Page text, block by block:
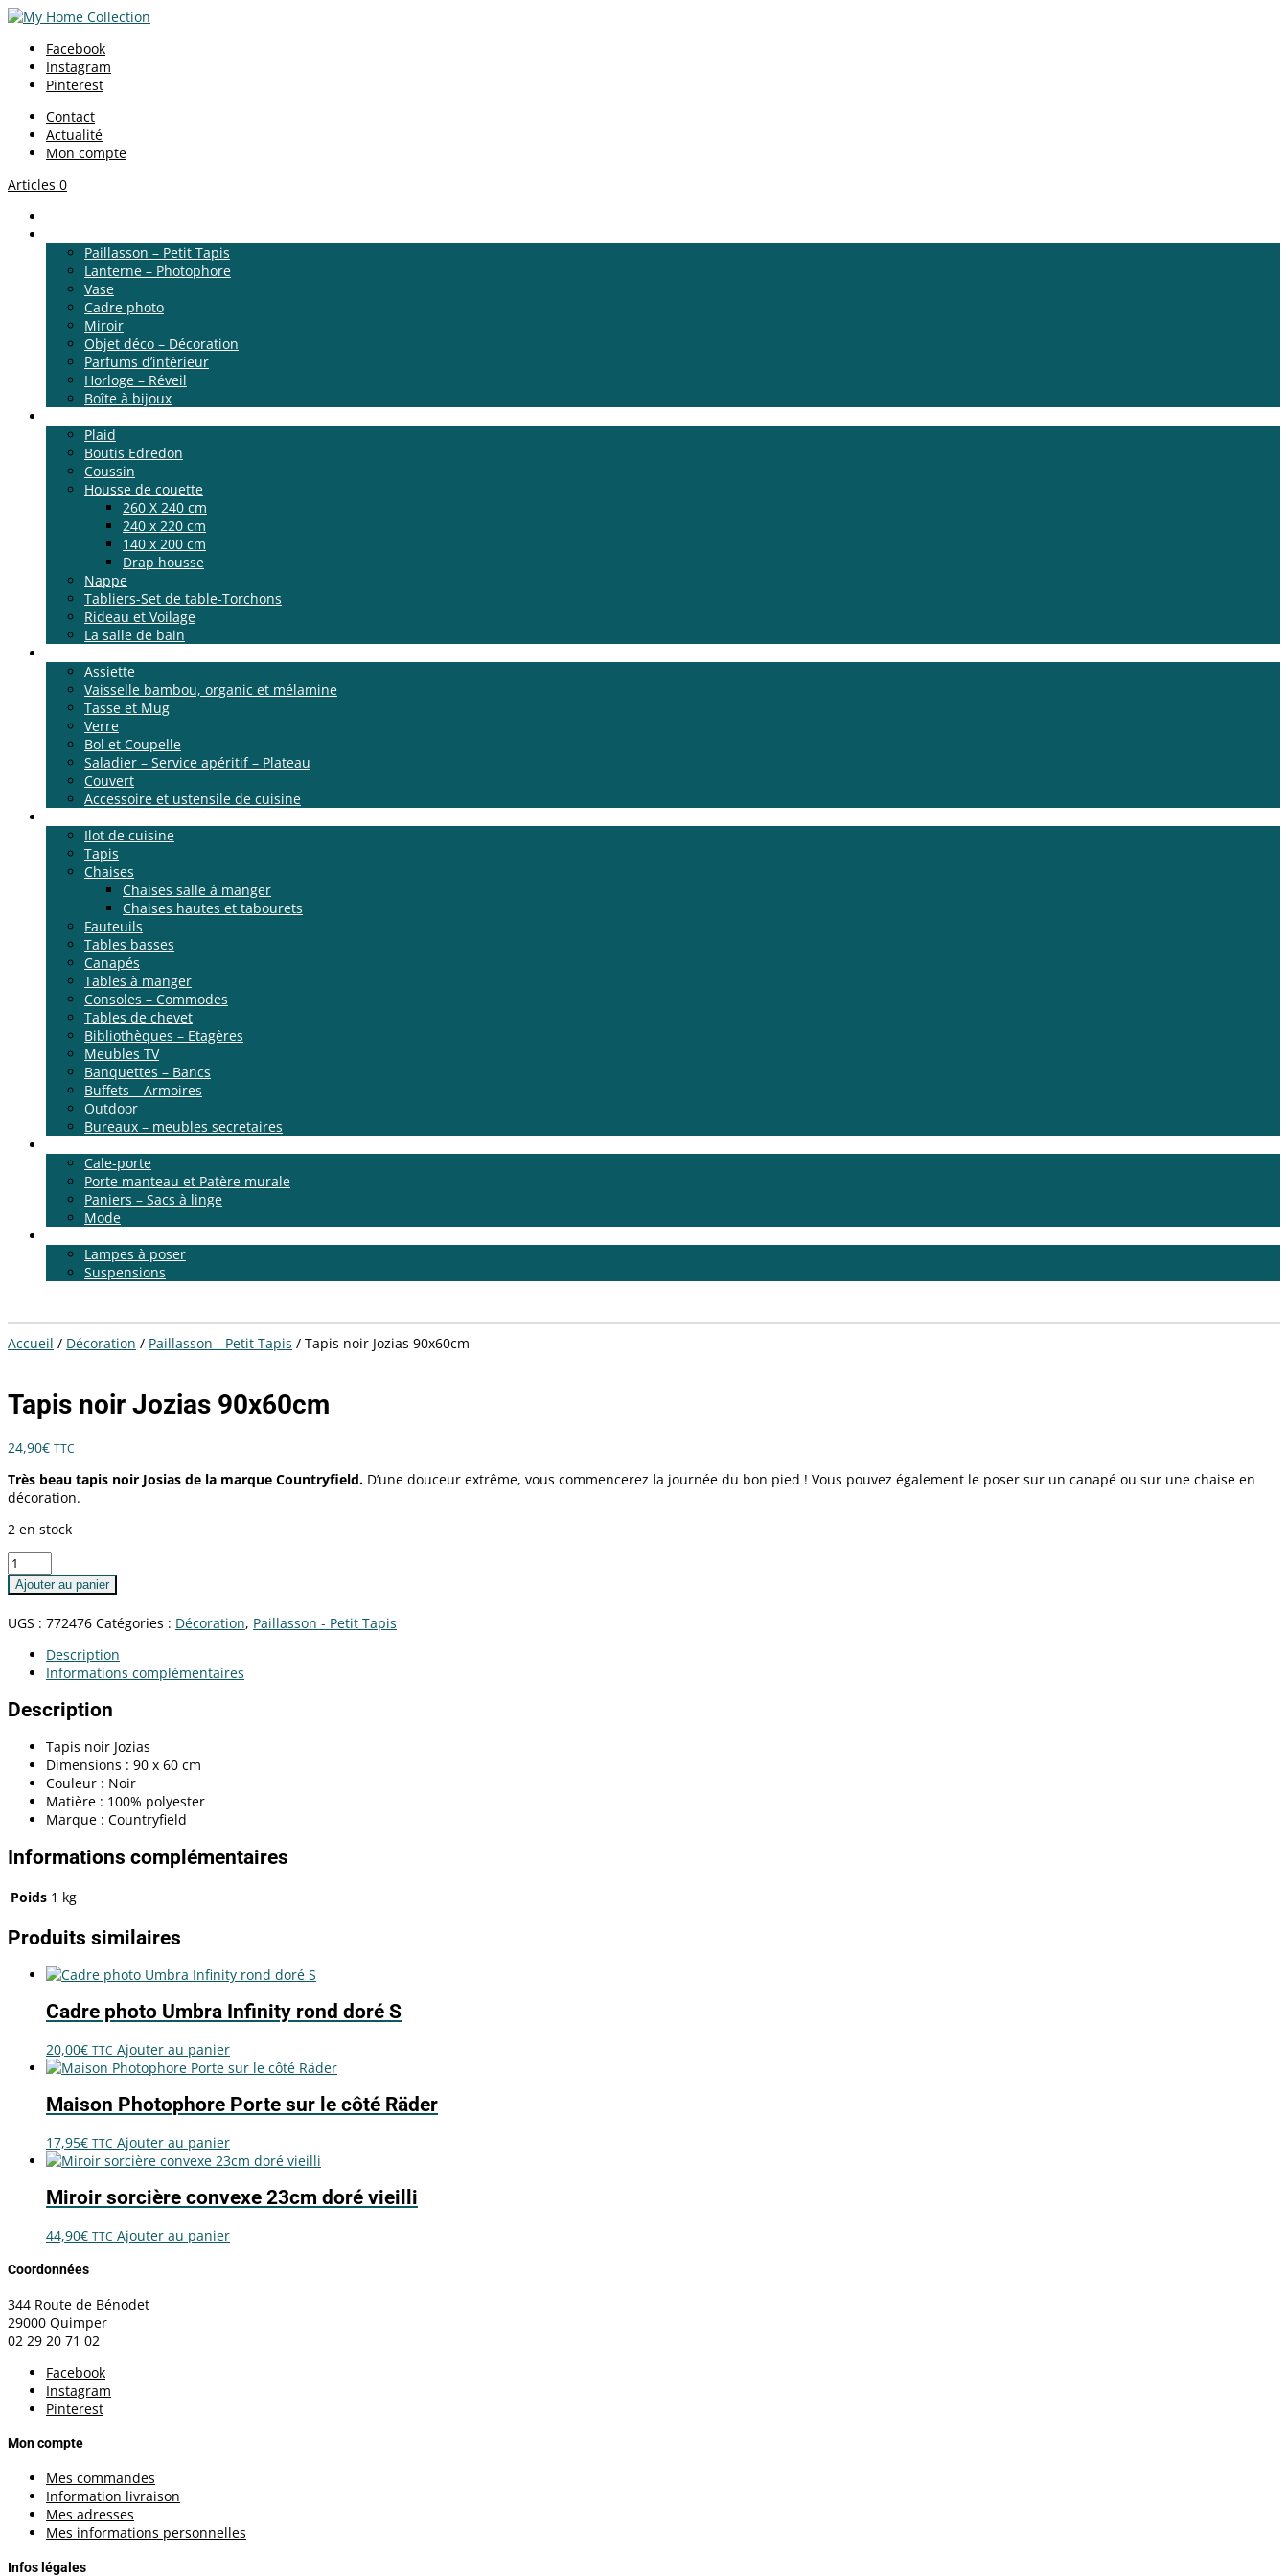
Facebook
Instagram
Pinterest
Contact
Actualité
Mon compte
Articles 0
Paillasson – Petit Tapis
Lanterne – Photophore
Vase
Cadre photo
Miroir
Objet déco – Décoration
Parfums d’intérieur
Horloge – Réveil
Boîte à bijoux
Plaid
Boutis Edredon
Coussin
Housse de couette
260 X 240 cm
240 x 220 cm
140 x 200 cm
Drap housse
Nappe
Tabliers-Set de table-Torchons
Rideau et Voilage
La salle de bain
Assiette
Vaisselle bambou, organic et mélamine
Tasse et Mug
Verre
Bol et Coupelle
Saladier – Service apéritif – Plateau
Couvert
Accessoire et ustensile de cuisine
Ilot de cuisine
Tapis
Chaises
Chaises salle à manger
Chaises hautes et tabourets
Fauteuils
Tables basses
Canapés
Tables à manger
Consoles – Commodes
Tables de chevet
Bibliothèques – Etagères
Meubles TV
Banquettes – Bancs
Buffets – Armoires
Outdoor
Bureaux – meubles secretaires
Cale-porte
Porte manteau et Patère murale
Paniers – Sacs à linge
Mode
Lampes à poser
Suspensions
Accueil / Décoration / Paillasson - Petit Tapis / Tapis noir Jozias 90x60cm
Tapis noir Jozias 90x60cm
24,90€ TTC
Très beau tapis noir Josias de la marque Countryfield. D’une douceur extrême, vous commencerez la journée du bon pied ! Vous pouvez également le poser sur un canapé ou sur une chaise en
décoration.
2 en stock
quantité
de
Tapis
Jozias
90x60cm
Ajouter au panier
UGS : 772476 Catégories : Décoration, Paillasson - Petit Tapis
Description
Informations complémentaires
Description
Tapis noir Jozias
Dimensions : 90 x 60 cm
Couleur : Noir
Matière : 100% polyester
Marque : Countryfield
Informations complémentaires
Poids 1 kg
Produits similaires
Cadre photo Umbra Infinity rond doré S
20,00€ TTC Ajouter au panier
Maison Photophore Porte sur le côté Räder
17,95€ TTC Ajouter au panier
Miroir sorcière convexe 23cm doré vieilli
44,90€ TTC Ajouter au panier
Coordonnées
344 Route de Bénodet
29000 Quimper
02 29 20 71 02
Facebook
Instagram
Pinterest
Mon compte
Mes commandes
Information livraison
Mes adresses
Mes informations personnelles
Infos légales